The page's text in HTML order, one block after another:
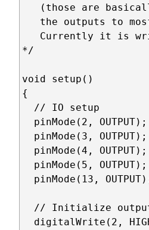
(those are
the outputs to
Currently it is
*/
void setup()
{
  // IO setup
pinMode(2,
pinMode(3,
pinMode(4,
pinMode(5,
pinMode(13,
// Initialize
digitalWrite(2,